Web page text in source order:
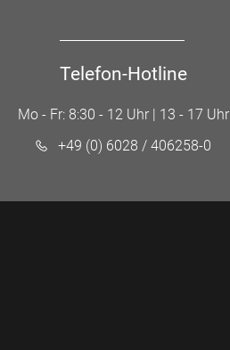
Telefon-Hotline
Mo - Fr: 8:30 - 12 Uhr | 13 - 17 Uhr
+49 (0) 6028 / 406258-0